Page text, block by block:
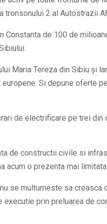
2 al Autostrazii
Constanta de 100 de
Maria Tereza din Sibiu și
Si depune oferte
de electrificare pe trei
de constructii civile si
acum o prezenta mai
se multumeste sa creasca
prin preluarea de